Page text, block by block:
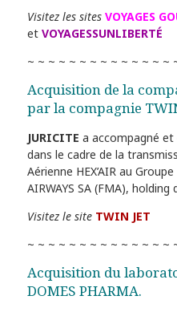
Visitez les sites VOYAGES
et VOYAGESSUNLIBERTÉ
~ ~ ~ ~ ~ ~ ~ ~ ~ ~ ~ ~ ~ ~
Acquisition de la
par la compagnie
JURICITE a accompagné
dans le cadre de la
Aérienne HEX’AIR au
AIRWAYS SA (FMA),
Visitez le site TWIN JET
~ ~ ~ ~ ~ ~ ~ ~ ~ ~ ~ ~ ~ ~
Acquisition du
DOMES PHARMA.